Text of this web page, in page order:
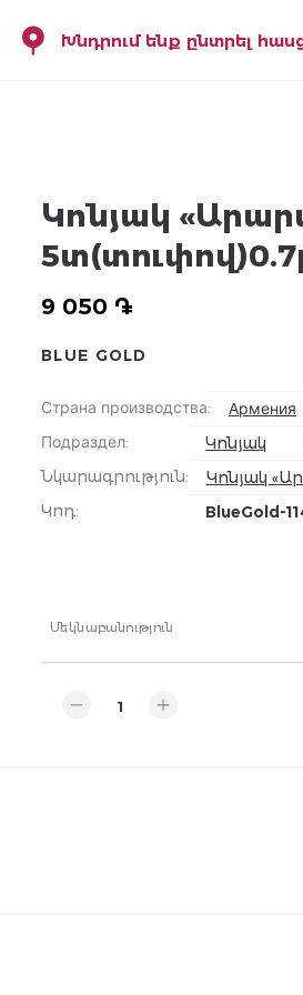
Խնդրում ենք ընտրել
Կոնյակ
5տ(տուփով)0.7լ
9 050 ֏
BLUE GOLD
Страна производства:
Армения
Подраздел:
Կոնյակ
Նկարագրություն:
Կոնյակ
Կոդ: BlueGold-
Մեկնաբանություն